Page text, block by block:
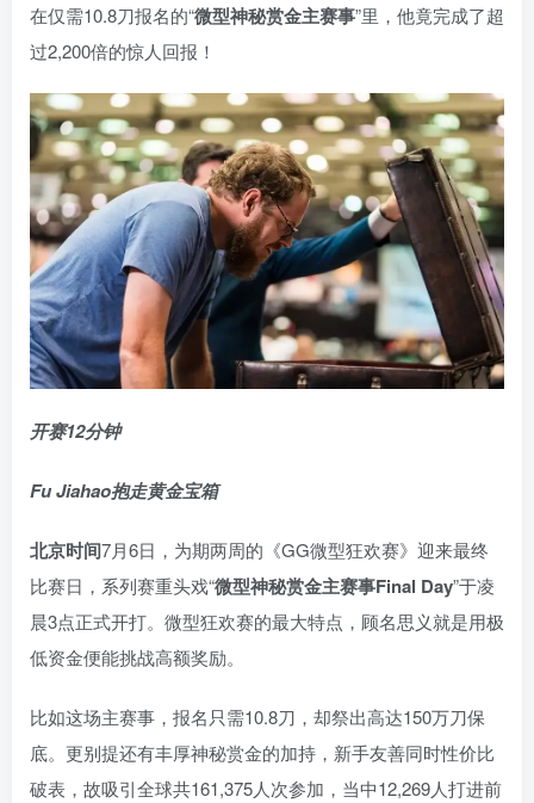
在仅需10.8刀报名的“微型神秘赏金主赛事”里，他竟完成了超
过2,200倍的惊人回报！
开赛12分钟
Fu Jiahao抱走黄金宝箱
北京时间7月6日，为期两周的《GG微型狂欢赛》迎来最终
比赛日，系列赛重头戏“微型神秘赏金主赛事Final Day”于凌
晨3点正式开打。微型狂欢赛的最大特点，顾名思义就是用极
低资金便能挑战高额奖励。
比如这场主赛事，报名只需10.8刀，却祭出高达150万刀保
底。更别提还有丰厚神秘赏金的加持，新手友善同时性价比
破表，故吸引全球共161,375人次参加，当中12,269人打进前